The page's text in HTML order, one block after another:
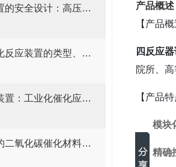
催化剂评价装置的安全设计：高压、高温、有毒有害产物的防护
实验室常用催化反应装置的类型、特点与选型指南
连续催化反应装置：工业化催化应用中的高效反应器选择
如何选择合适的二氧化碳催化材料评价装置：用户指南
产品概述
【产品
四反应
院所、
【产品
模块
精确